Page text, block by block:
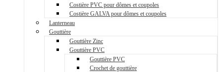
Costière PVC pour dômes et coupoles
Costière GALVA pour dômes et coupoles
Lanterneau
Gouttière
Gouttière Zinc
Gouttière PVC
Gouttière PVC
Crochet de gouttière